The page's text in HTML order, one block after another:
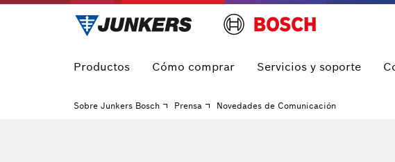
Productos Cómo comprar Servicios y soporte
Sobre Junkers Bosch Prensa Novedades de Comunicación